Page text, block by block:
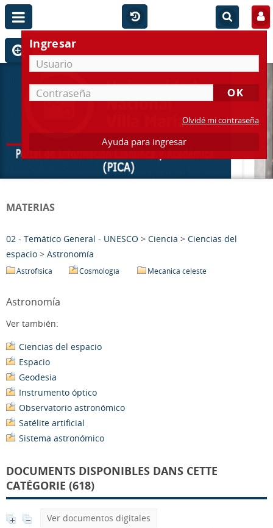
Ingresar
Olvidé mi contraseña
Ayuda para ingresar
MATERIAS
02 - Temático General - UNESCO > Ciencia > Ciencias del
espacio > Astronomía
Astrofísica Cosmología Mecánica celeste
Astronomía
Ver también:
Ciencias del espacio
Espacio
Geodesia
Instrumento óptico
Observatorio astronómico
Satélite artificial
Sistema astronómico
DOCUMENTS DISPONIBLES DANS CETTE
CATÉGORIE (618)
Ver documentos digitales